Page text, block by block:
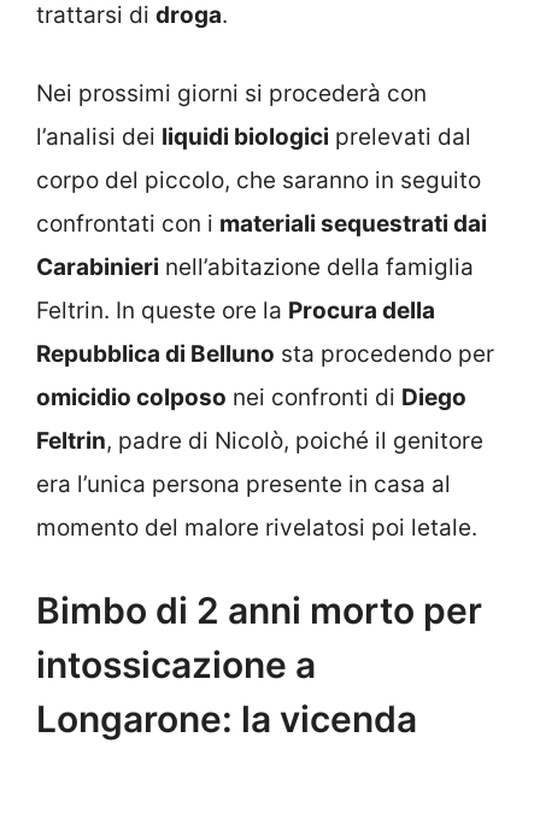
trattarsi di droga.
Nei prossimi giorni si procederà con
l’analisi dei liquidi biologici prelevati dal
corpo del piccolo, che saranno in seguito
confrontati con i materiali sequestrati dai
Carabinieri nell’abitazione della famiglia
Feltrin. In queste ore la Procura della
Repubblica di Belluno sta procedendo per
omicidio colposo nei confronti di Diego
Feltrin, padre di Nicolò, poiché il genitore
era l’unica persona presente in casa al
momento del malore rivelatosi poi letale.
Bimbo di 2 anni morto per
intossicazione a
Longarone: la vicenda